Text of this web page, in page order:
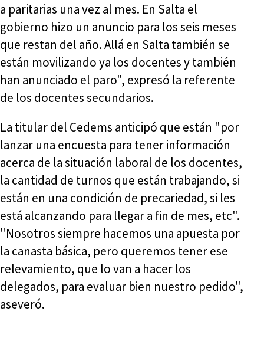
a paritarias una vez al mes. En Salta el
gobierno hizo un anuncio para los seis meses
que restan del año. Allá en Salta también se
están movilizando ya los docentes y también
han anunciado el paro", expresó la referente
de los docentes secundarios.
La titular del Cedems anticipó que están "por
lanzar una encuesta para tener información
acerca de la situación laboral de los docentes,
la cantidad de turnos que están trabajando, si
están en una condición de precariedad, si les
está alcanzando para llegar a fin de mes, etc".
"Nosotros siempre hacemos una apuesta por
la canasta básica, pero queremos tener ese
relevamiento, que lo van a hacer los
delegados, para evaluar bien nuestro pedido",
aseveró.